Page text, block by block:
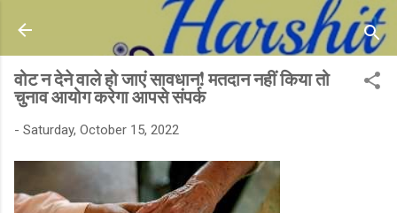
Skip to main content
वोट न देने वाले हो जाएं सावधान! मतदान नहीं किया तो
चुनाव आयोग करेगा आपसे संपर्क
- Saturday, October 15, 2022